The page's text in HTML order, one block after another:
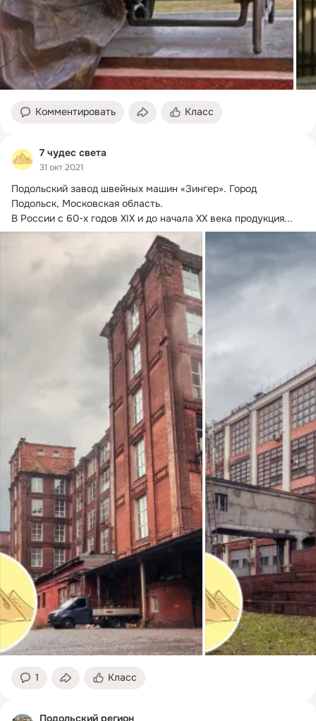
Комментировать Класс
7 чудес света
31 окт 2021
Подольский завод швейных машин «Зингер». Город
Подольск, Московская область.
В России с 60-х годов XIX и до начала XX века продукция...
1 Класс
Подольский регион